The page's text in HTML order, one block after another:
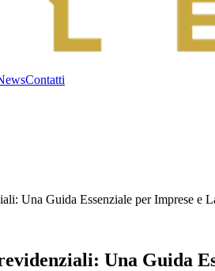
Contatti
Una Guida Essenziale per Imprese e
Una Guida